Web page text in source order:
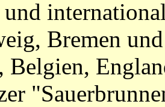
Bremen
Belgien,